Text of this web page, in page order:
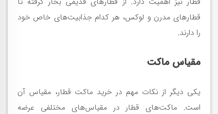
قطارهای مدرن و لوکس، هر کدام جذابیت‌های خاص خود
را دارند.
مقیاس ماکت
یکی دیگر از نکات مهم در خرید ماکت قطار، مقیاس آن
است. ماکت‌های قطار در مقیاس‌های مختلفی عرضه